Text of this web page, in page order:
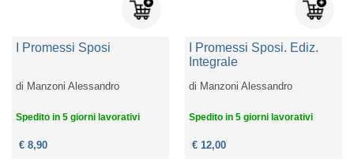
I Promessi Sposi
di Manzoni Alessandro
Spedito in 5 giorni lavorativi
€ 8,90
I Promessi Sposi. Ediz.
Integrale
di Manzoni Alessandro
Spedito in 5 giorni lavorativi
€ 12,00